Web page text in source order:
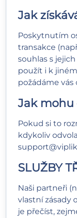
Jak
Poskytnutím
transakce
souhlas s
použít i k
požádáme vás
Jak mohu
Pokud si to
kdykoliv
SLUŽBY
Naši partneři
vlastní zásady
je přečíst,